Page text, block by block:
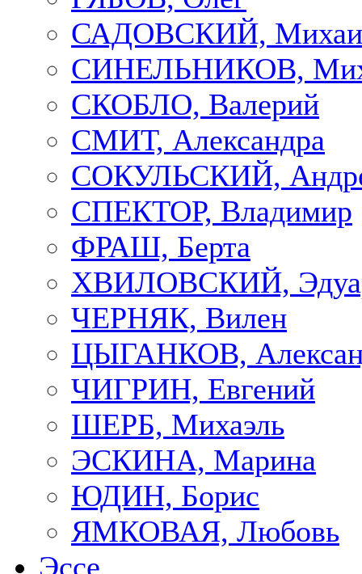
САДОВСКИЙ,
СИНЕЛЬНИКОВ,
СКОБЛО, Валерий
СМИТ, Александра
СОКУЛЬСКИЙ,
СПЕКТОР, Владимир
ФРАШ, Берта
ХВИЛОВСКИЙ,
ЧЕРНЯК, Вилен
ЦЫГАНКОВ,
ЧИГРИН, Евгений
ШЕРБ, Михаэль
ЭСКИНА, Марина
ЮДИН, Борис
ЯМКОВАЯ, Любовь
Эссе